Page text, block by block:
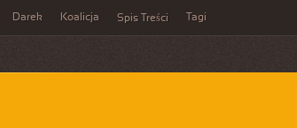
Darek Koalicja Spis Treści Tagi